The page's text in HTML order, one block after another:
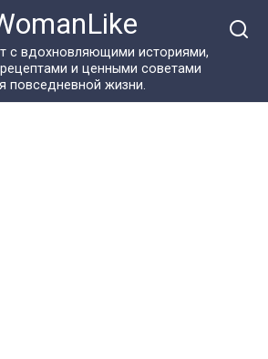
с вдохновляющими историями,
и ценными советами
повседневной жизни.